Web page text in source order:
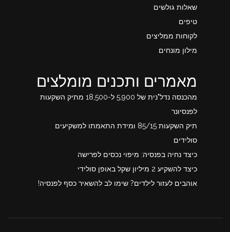
שאלות גולשים
טיפים
לקוחות ממליצים
מילון מונחים
מאמרים ותכנים מומלצים
מהכנסה נדל"נית של 5,900 ל-18,500 מתיק השקעות
לפנסיונר
תיק השקעות 85/15 ומידת התאמתו למשקיעים
סולידים
כיצד נחיה בפנסיה: מיפוי נכסים לפרישה
כיצד להשקיע 2 מיליון שקל באופן סולידי
אוהבים לעזור לילדים? שימו לב להשאיר כסף לפנסיה!